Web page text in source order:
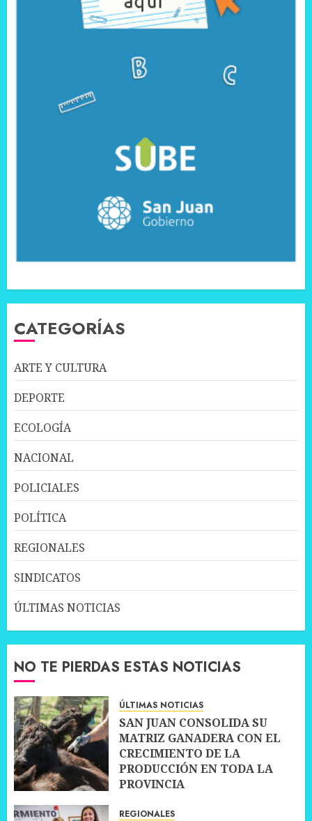
CATEGORÍAS
ARTE Y CULTURA
DEPORTE
ECOLOGÍA
NACIONAL
POLICIALES
POLÍTICA
REGIONALES
SINDICATOS
ÚLTIMAS NOTICIAS
NO TE PIERDAS ESTAS NOTICIAS
ÚLTIMAS NOTICIAS
SAN JUAN CONSOLIDA SU
MATRIZ GANADERA CON EL
CRECIMIENTO DE LA
PRODUCCIÓN EN TODA LA
PROVINCIA
REGIONALES